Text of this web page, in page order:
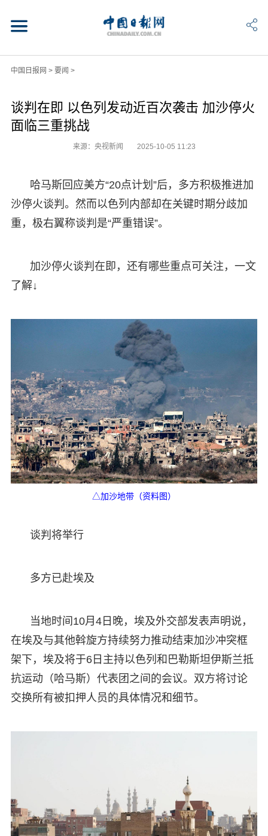
中国日报网 > 要闻 >
谈判在即 以色列发动近百次袭击 加沙停火
面临三重挑战
来源：央视新闻 2025-10-05 11:23
哈马斯回应美方“20点计划”后，多方积极推进加
沙停火谈判。然而以色列内部却在关键时期分歧加
重，极右翼称谈判是“严重错误”。
加沙停火谈判在即，还有哪些重点可关注，一文
了解↓
△加沙地带（资料图）
谈判将举行
多方已赴埃及
当地时间10月4日晚，埃及外交部发表声明说，
在埃及与其他斡旋方持续努力推动结束加沙冲突框
架下，埃及将于6日主持以色列和巴勒斯坦伊斯兰抵
抗运动（哈马斯）代表团之间的会议。双方将讨论
交换所有被扣押人员的具体情况和细节。